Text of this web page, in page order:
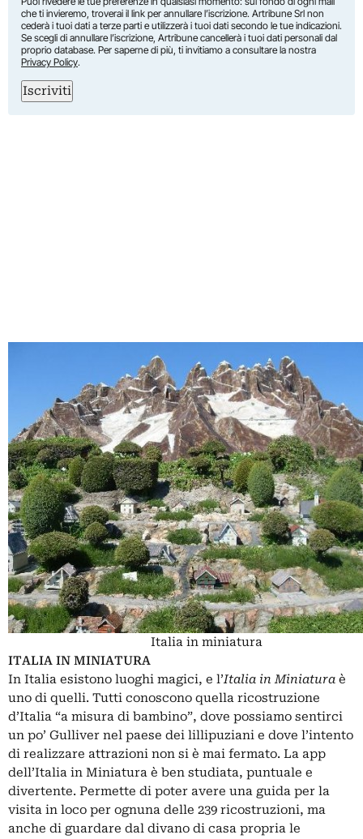
che ti invieremo, troverai il link per annullare l’iscrizione. Artribune Srl non
cederà i tuoi dati a terze parti e utilizzerà i tuoi dati secondo le tue indicazioni.
Se scegli di annullare l’iscrizione, Artribune cancellerà i tuoi dati personali dal
proprio database. Per saperne di più, ti invitiamo a consultare la nostra
Privacy Policy.
Iscriviti
Italia in miniatura
ITALIA IN MINIATURA
In Italia esistono luoghi magici, e l’Italia in Miniatura è
uno di quelli. Tutti conoscono quella ricostruzione
d’Italia “a misura di bambino”, dove possiamo sentirci
un po’ Gulliver nel paese dei lillipuziani e dove l’intento
di realizzare attrazioni non si è mai fermato. La app
dell’Italia in Miniatura è ben studiata, puntuale e
divertente. Permette di poter avere una guida per la
visita in loco per ognuna delle 239 ricostruzioni, ma
anche di guardare dal divano di casa propria le